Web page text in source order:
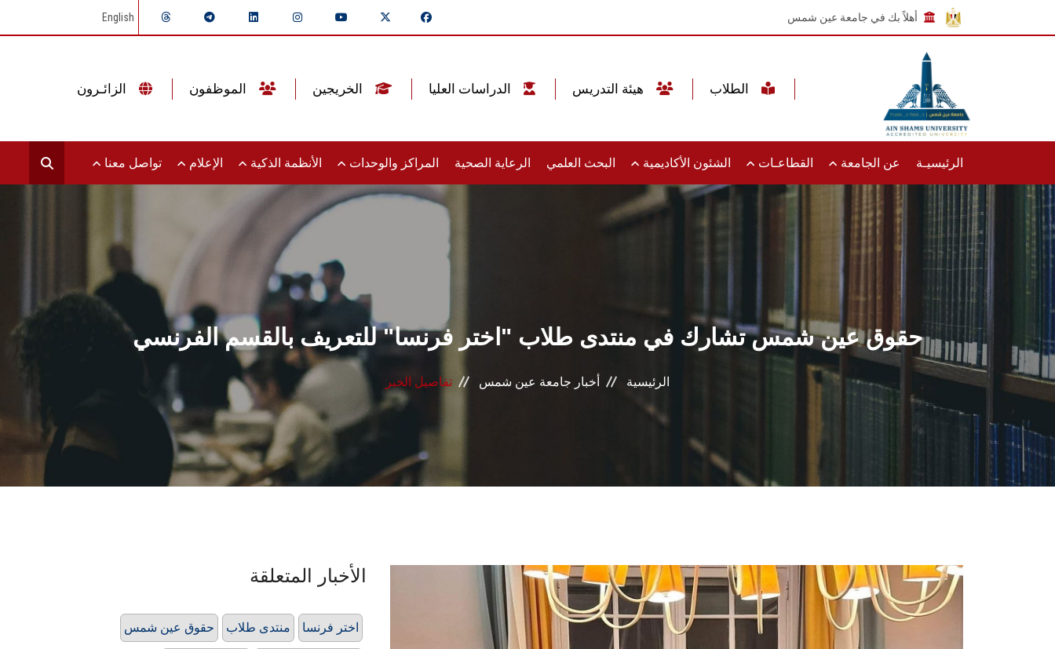
أهلاً بك في جامعة عين شمس English
الرئيسيـة عن الجامعة القطاعـات الشئون الأكاديمية البحث العلمي الرعاية الصحية المراكز والوحدات الأنظمة الذكية الإعلام تواصل معنا
حقوق عين شمس تشارك في منتدى طلاب "اختر فرنسا" للتعريف بالقسم الفرنسي
الرئيسية أخبار جامعة عين شمس تفاصيل الخبر
الأخبار المتعلقة
حقوق عين شمس منتدى طلاب اختر فرنسا